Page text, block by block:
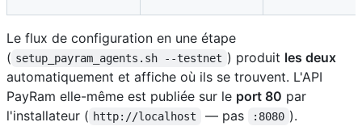
Le flux de configuration en une étape
( setup_payram_agents.sh --testnet ) produit les deux
automatiquement et affiche où ils se trouvent. L'API
PayRam elle-même est publiée sur le port 80 par
l'installateur ( http://localhost — pas :8080 ).